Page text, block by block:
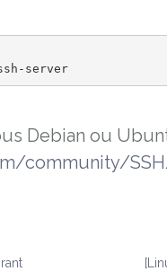
sudo apt-get install openssh-server
Debian ou
community/